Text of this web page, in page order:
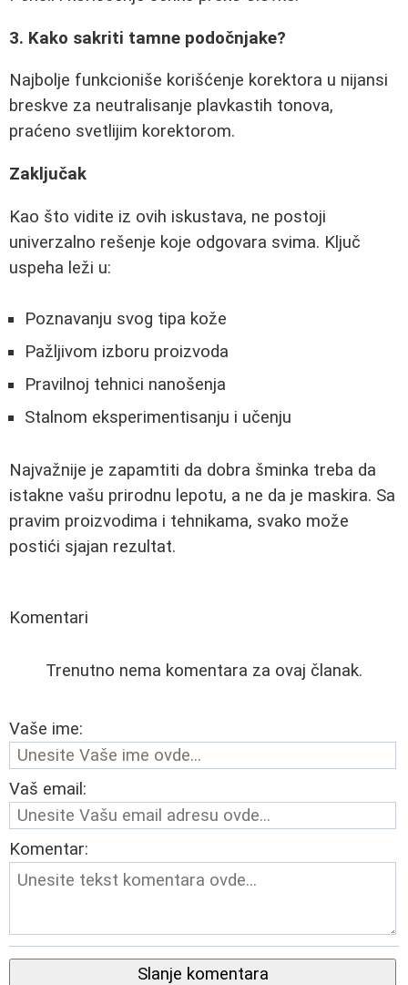
3. Kako sakriti tamne podočnjake?
Najbolje funkcioniše korišćenje korektora u nijansi
breskve za neutralisanje plavkastih tonova,
praćeno svetlijim korektorom.
Zaključak
Kao što vidite iz ovih iskustava, ne postoji
univerzalno rešenje koje odgovara svima. Ključ
uspeha leži u:
Poznavanju svog tipa kože
Pažljivom izboru proizvoda
Pravilnoj tehnici nanošenja
Stalnom eksperimentisanju i učenju
Najvažnije je zapamtiti da dobra šminka treba da
istakne vašu prirodnu lepotu, a ne da je maskira. Sa
pravim proizvodima i tehnikama, svako može
postići sjajan rezultat.
Komentari
Trenutno nema komentara za ovaj članak.
Vaše ime:
Vaš email:
Komentar:
Slanje komentara